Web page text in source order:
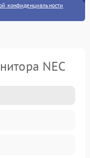
конфиденциальности
NEC